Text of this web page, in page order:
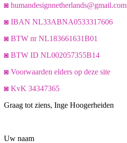
◙ humandesignnetherlands@gmail.com
◙ IBAN NL33ABNA0533317606
◙ BTW nr NL183661631B01
◙ BTW ID NL002057355B14
◙ Voorwaarden elders op deze site
◙ KvK 34347365
Graag tot ziens, Inge Hoogerheiden
Uw naam